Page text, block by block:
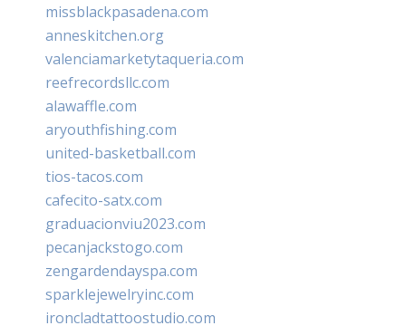
missblackpasadena.com
anneskitchen.org
valenciamarketytaqueria.com
reefrecordsllc.com
alawaffle.com
aryouthfishing.com
united-basketball.com
tios-tacos.com
cafecito-satx.com
graduacionviu2023.com
pecanjackstogo.com
zengardendayspa.com
sparklejewelryinc.com
ironcladtattoostudio.com